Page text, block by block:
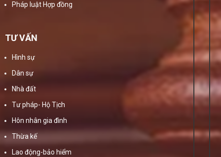
Pháp luật Hợp đồng
TƯ VẤN
Hình sự
Dân sự
Nhà đất
Tư pháp- Hộ Tịch
Hôn nhân gia đình
Thừa kế
Lao động-bảo hiểm